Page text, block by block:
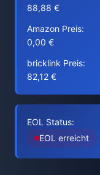
88,88 €
Amazon Preis:
0,00 €
bricklink Preis:
82,12 €
EOL Status:
EOL erreicht